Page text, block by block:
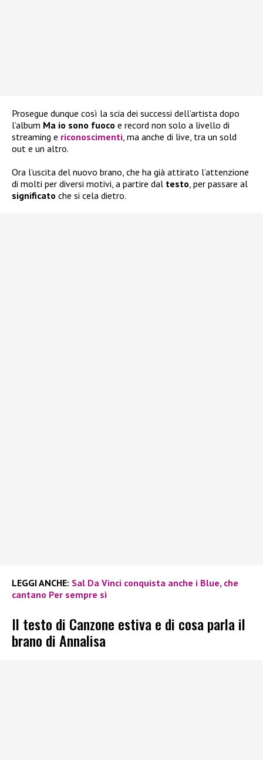
Prosegue dunque così la scia dei successi dell’artista dopo
l’album Ma io sono fuoco e record non solo a livello di
streaming e riconoscimenti , ma anche di live, tra un sold
out e un altro.
Ora l’uscita del nuovo brano, che ha già attirato l’attenzione
di molti per diversi motivi, a partire dal testo , per passare al
significato che si cela dietro.
LEGGI ANCHE: Sal Da Vinci conquista anche i Blue, che
cantano Per sempre sì
Il testo di Canzone estiva e di cosa parla il
brano di Annalisa